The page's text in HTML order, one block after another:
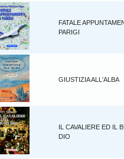
FATALE
PARIGI
GIUSTIZIA ALL'ALBA
IL CAVALIERE ED IL
DIO